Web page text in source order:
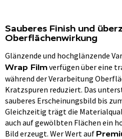
Sauberes Finish und
Oberflächenwirkung
Glänzende und hochglänzende
Wrap Filmverfügen über eine
während der Verarbeitung
Kratzspuren reduziert. Das
sauberes Erscheinungsbild bis
Gleichzeitig trägt die
auch auf gewölbten Flächen ein
Bild erzeugt. Wer Wert auf